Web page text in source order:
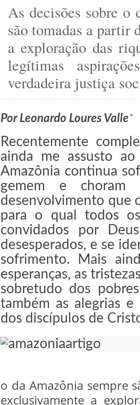
As decisões sobre o
são tomadas a partir
a exploração das
legítimas
verdadeira justiça
Por Leonardo Loures Valle*
Recentemente
ainda me assusto
Amazônia continua
gemem e
desenvolvimento que
para o qual todos
convidados por
desesperados, e se
sofrimento. Mais
esperanças, as
sobretudo dos
também as alegrias e
dos discípulos de
o da Amazônia sempre
exclusivamente a